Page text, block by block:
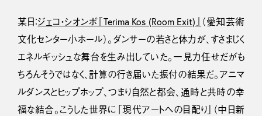
某日：ジェコ・シオンポ『Terima Kos (Room Exit)』
（愛知芸術
文化センター小ホール）。ダンサーの若さと体力が、すさまじく
エネルギッシュな舞台を生み出していた。一見力任せだがも
ちろんそうではなく、計算の行き届いた振付の結果だ。アニマ
ルダンスとヒップホップ、つまり自然と都会、通時と共時の幸
福な結合。こうした世界に「現代アートへの目配り」（中日新